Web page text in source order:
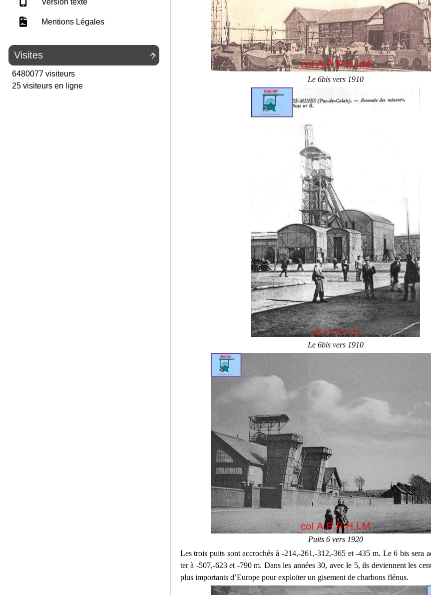
Version texte
Mentions Légales

Visites
6480077 visiteurs
25 visiteurs en ligne
Le 6bis vers 1910
Le 6bis vers 1910
Puits 6 vers 1920
Les trois puits sont accrochés à -214,-261,-312,-365 et -435 m. Le 6 bis sera
ter à -507,-623 et -790 m. Dans les années 30, avec le 5, ils deviennent les
plus importants d’Europe pour exploiter un gisement de charbons flénus.